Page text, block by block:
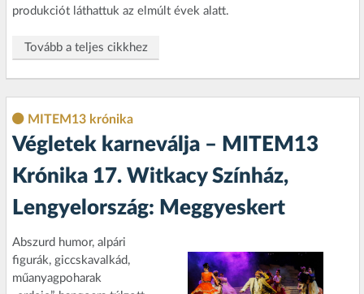
produkciót láthattuk az elmúlt évek alatt.
Tovább a teljes cikkhez
MITEM13 krónika
Végletek karneválja – MITEM13
Krónika 17. Witkacy Színház,
Lengyelország: Meggyeskert
Abszurd humor, alpári
figurák, giccskavalkád,
műanyagpoharak